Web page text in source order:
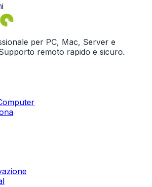
per PC, Mac, Server e
remoto rapido e sicuro.